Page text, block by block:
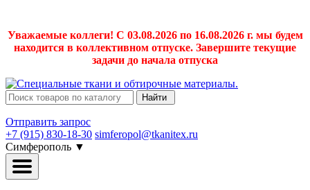
Уважаемые коллеги! С 03.08.2026 по 16.08.2026 г. мы будем
находится в коллективном отпуске. Завершите текущие
задачи до начала отпуска
Найти
Отправить запрос
+7 (915) 830-18-30 simferopol@tkanitex.ru
Симферополь ▼